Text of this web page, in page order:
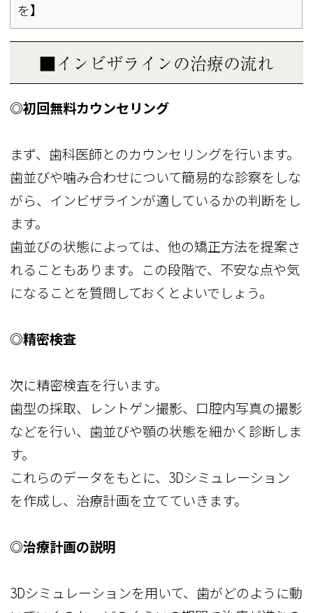
を】
■インビザラインの治療の流れ
◎初回無料カウンセリング
まず、歯科医師とのカウンセリングを行います。
歯並びや噛み合わせについて簡易的な診察をしな
がら、インビザラインが適しているかの判断をし
ます。
歯並びの状態によっては、他の矯正方法を提案さ
れることもあります。この段階で、不安な点や気
になることを質問しておくとよいでしょう。
◎精密検査
次に精密検査を行います。
歯型の採取、レントゲン撮影、口腔内写真の撮影
などを行い、歯並びや顎の状態を細かく診断しま
す。
これらのデータをもとに、3Dシミュレーション
を作成し、治療計画を立てていきます。
◎治療計画の説明
3Dシミュレーションを用いて、歯がどのように動